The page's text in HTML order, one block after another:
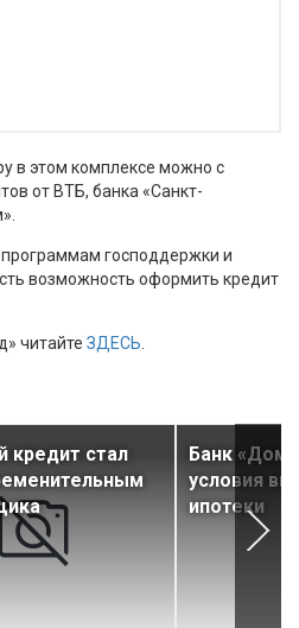
в этом комплексе можно с
от ВТБ, банка «Санкт-
господдержки и
возможность оформить кредит
читайте ЗДЕСЬ
кредит стал
Банк
условия
ипотеки